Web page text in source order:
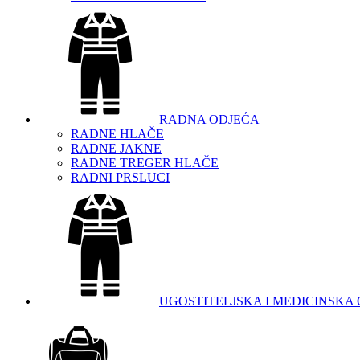
RADNA ODJEĆA
RADNE HLAČE
RADNE JAKNE
RADNE TREGER HLAČE
RADNI PRSLUCI
UGOSTITELJSKA I MEDICINSKA